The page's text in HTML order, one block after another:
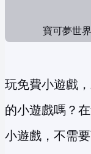
玩免費小遊戲
的小遊戲嗎？
小遊戲，不需